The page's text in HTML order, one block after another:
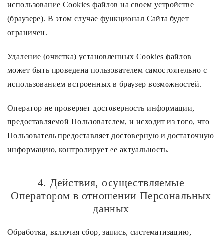
использование Cookies файлов на своем устройстве
(браузере). В этом случае функционал Сайта будет
ограничен.
Удаление (очистка) установленных Cookies файлов
может быть проведена пользователем самостоятельно с
использованием встроенных в браузер возможностей.
Оператор не проверяет достоверность информации,
предоставляемой Пользователем, и исходит из того, что
Пользователь предоставляет достоверную и достаточную
информацию, контролирует ее актуальность.
4. Действия, осуществляемые
Оператором в отношении Персональных
данных
Обработка, включая сбор, запись, систематизацию,